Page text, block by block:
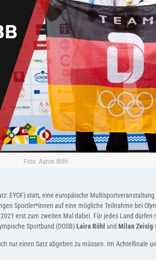
Foto: Aaron Röhl
EYOF) statt, eine europäische
Sportler*innen auf eine mögliche Teilnahme bei
erst zum zweiten Mal dabei. Für jedes Land
Sportbund (DOSB)Laira Röhl undMilan Zeisig
nur einen Satz abgeben zu müssen. Im